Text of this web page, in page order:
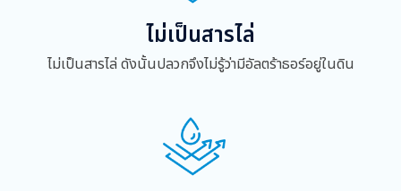
ไม่เป็นสารไล่
ไม่เป็นสารไล่ ดังนั้นปลวกจึงไม่รู้ว่ามีอัลตร้าธอร์อยู่ในดิน